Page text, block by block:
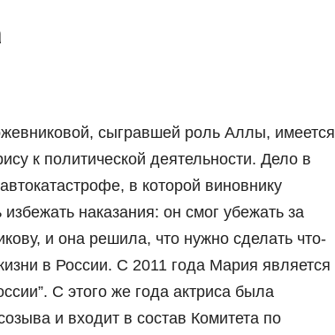
сыгравшей роль Аллы, имеется
к политической деятельности. Дело в
в которой виновнику
наказания: он смог убежать за
и она решила, что нужно сделать что-
в России. С 2011 года Мария является
С этого же года актриса была
и входит в состав Комитета по